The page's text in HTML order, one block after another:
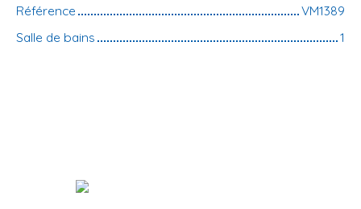
Référence
VM1389
Salle de bains
1